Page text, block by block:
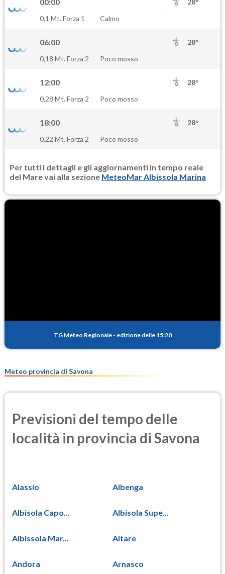
PM10
PM25
00:00
28°
0,1 Mt. Forza 1
Calmo
06:00
28°
0,18 Mt. Forza 2
Poco mosso
12:00
28°
0,28 Mt. Forza 2
Poco mosso
18:00
28°
0,22 Mt. Forza 2
Poco mosso
Per tutti i dettagli e gli aggiornamenti in tempo reale
del Mare vai alla sezione MeteoMar Albissola Marina
TG Meteo Regionale - edizione delle 15:20
Meteo provincia di Savona
Previsioni del tempo delle
località in provincia di Savona
Alassio Albenga
Albisola Capo... Albisola Supe...
Albissola Mar... Altare
Andora Arnasco